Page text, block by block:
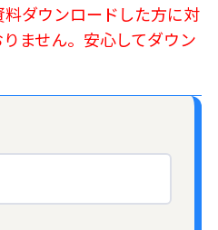
ダウンロードした方に対
ません。安心してダウン